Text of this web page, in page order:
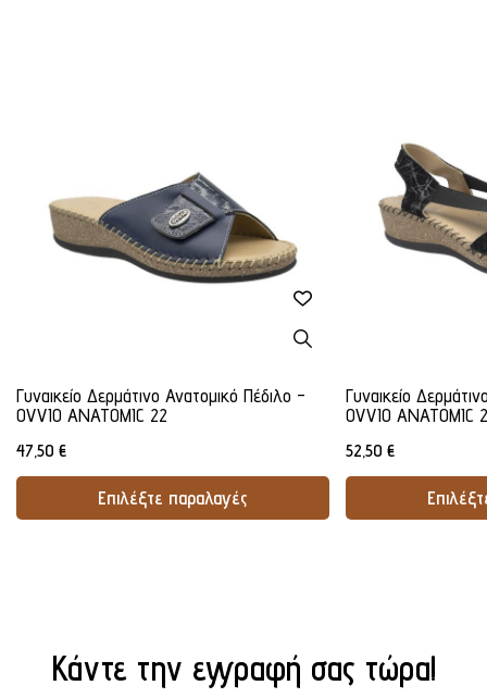
Γυναικείο Δερμάτινο Ανατομικό Πέδιλο -
OVVIO ANATOMIC 22
47,50 €
Επιλέξτε παραλαγές
Γυναικείο
OVVIO ANATOMIC
52,50 €
Κάντε την εγγραφή σας τώρα!